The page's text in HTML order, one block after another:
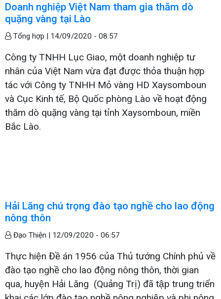
Doanh nghiệp Việt Nam tham gia thăm dò
quặng vàng tại Lào
Tổng hợp | 14/09/2020 - 08:57
Công ty TNHH Lục Giao, một doanh nghiệp tư
nhân của Việt Nam vừa đạt được thỏa thuận hợp
tác với Công ty TNHH Mỏ vàng HD Xaysomboun
và Cục Kinh tế, Bộ Quốc phòng Lào về hoạt động
thăm dò quặng vàng tại tỉnh Xaysomboun, miền
Bắc Lào.
Hải Lăng chú trọng đào tạo nghề cho lao động
nông thôn
Đạo Thiện | 12/09/2020 - 06:57
Thực hiện Đề án 1956 của Thủ tướng Chính phủ về
đào tạo nghề cho lao động nông thôn, thời gian
qua, huyện Hải Lăng (Quảng Trị) đã tập trung triển